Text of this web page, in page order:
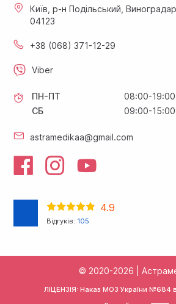
Київ, р-н Подільський,
04123
+38 (068) 371-12-29
Viber
ПН-ПТ
08:00-19:00
СБ
09:00-15:00
astramedikaa@gmail.com
4.9
Відгуків: 105
© 2020-2026 |
ЛІЦЕНЗІЯ: Наказ МОЗ України №684